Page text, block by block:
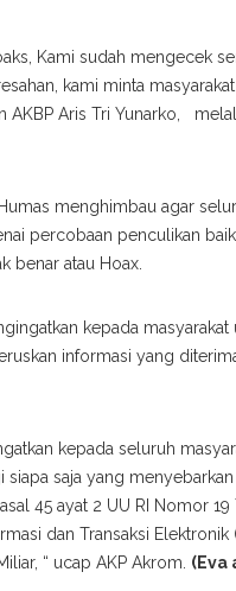
Kami sudah mengecek
kami minta
AKBP Aris Tri Yunarko,
menghimbau agar
percobaan penculikan
benar atau Hoax.
kepada
informasi yang
kepada seluruh
siapa saja yang
45 ayat 2 UU RI Nomor
dan Transaksi
“ ucap AKP Akrom. (Eva